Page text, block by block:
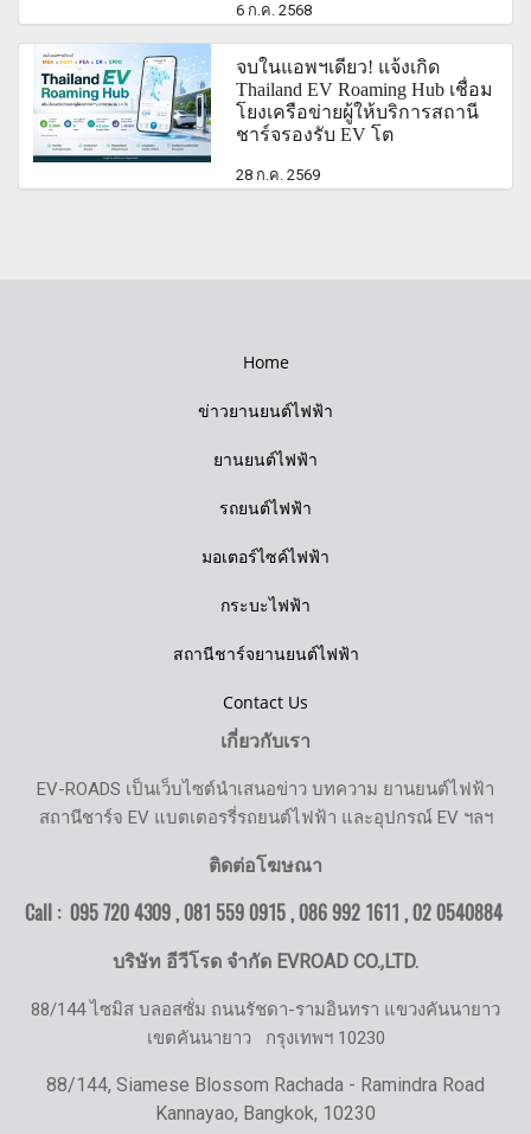
6 ก.ค. 2568
จบในแอพฯเดียว! แจ้งเกิด
Thailand EV Roaming Hub เชื่อม
โยงเครือข่ายผู้ให้บริการสถานี
ชาร์จรองรับ EV โต
28 ก.ค. 2569
Home
ข่าวยานยนต์ไฟฟ้า
ยานยนต์ไฟฟ้า
รถยนต์ไฟฟ้า
มอเตอร์ไซค์ไฟฟ้า
กระบะไฟฟ้า
สถานีชาร์จยานยนต์ไฟฟ้า
Contact Us
เกี่ยวกับเรา
EV-ROADS เป็นเว็บไซต์นำเสนอข่าว บทความ ยานยนต์ไฟฟ้า
สถานีชาร์จ EV แบตเตอรรี่รถยนต์ไฟฟ้า และอุปกรณ์ EV ฯลฯ
ติดต่อโฆษณา
Call : 095 720 4309 , 081 559 0915 , 086 992 1611 ,02 0540884
บริษัท อีวีโรด จำกัด EVROAD CO.,LTD.
88/144 ไซมิส บลอสซั่ม ถนนรัชดา-รามอินทรา แขวงคันนายาว
เขตคันนายาว กรุงเทพฯ 10230
88/144, Siamese Blossom Rachada - Ramindra Road
Kannayao, Bangkok, 10230